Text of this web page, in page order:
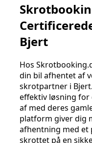
Bjert
Hos
din bil afhentet af
skrotpartner i
effektiv løsning for
af med deres
platform giver dig
afhentning med et
skrottet på en